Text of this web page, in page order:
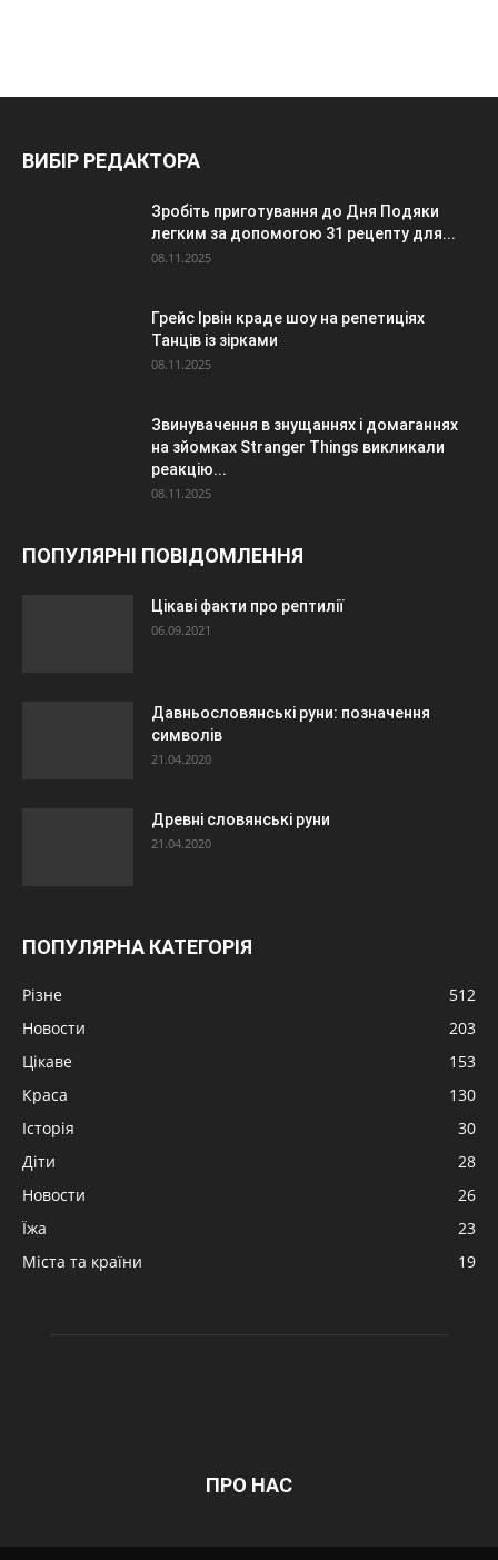
ВИБІР РЕДАКТОРА
Зробіть приготування до Дня Подяки
легким за допомогою 31 рецепту для...
08.11.2025
Грейс Ірвін краде шоу на репетиціях
Танців із зірками
08.11.2025
Звинувачення в знущаннях і домаганнях
на зйомках Stranger Things викликали
реакцію...
08.11.2025
ПОПУЛЯРНІ ПОВІДОМЛЕННЯ
Цікаві факти про рептилії
06.09.2021
Давньословянські руни: позначення
символів
21.04.2020
Древні словянські руни
21.04.2020
ПОПУЛЯРНА КАТЕГОРІЯ
Різне
512
Новости
203
Цікаве
153
Краса
130
Історія
30
Діти
28
Новости
26
Їжа
23
Міста та країни
19
ПРО НАС